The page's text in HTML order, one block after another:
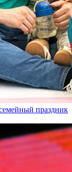
праздник